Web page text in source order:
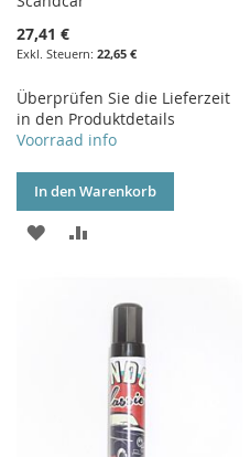
27,41 €
22,65 €
Überprüfen Sie die Lieferzeit
in den Produktdetails
Voorraad info
In den Warenkorb
ZUR
HINZUFÜGENHINZUFÜGEN